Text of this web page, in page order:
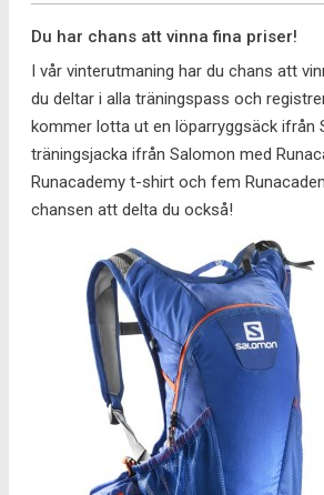
Du har chans att vinna fina priser!
I vår vinterutmaning har du chans att
du deltar i alla träningspass och
kommer lotta ut en löparryggsäck ifrån
träningsjacka ifrån Salomon med
Runacademy t-shirt och fem
chansen att delta du också!